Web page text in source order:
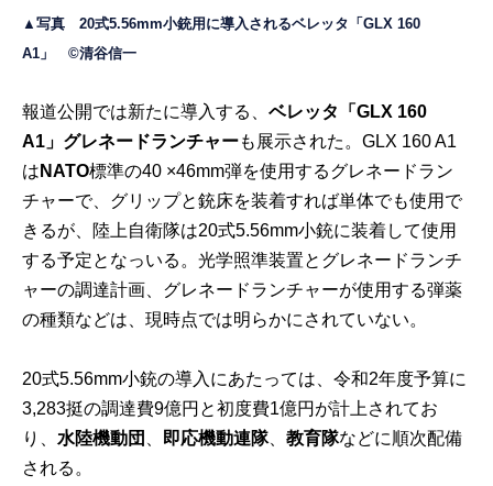
▲写真 20式5.56mm小銃用に導入されるベレッタ「GLX 160
A1」 ©清谷信一
報道公開では新たに導入する、ベレッタ「GLX 160
A1」グレネードランチャーも展示された。GLX 160 A1
は NATO標準の40 ×46mm弾を使用するグレネードラン
チャーで、グリップと銃床を装着すれば単体でも使用で
きるが、陸上自衛隊は20式5.56mm小銃に装着して使用
する予定となっいる。光学照準装置とグレネードランチ
ャーの調達計画、グレネードランチャーが使用する弾薬
の種類などは、現時点では明らかにされていない。
20式5.56mm小銃の導入にあたっては、令和2年度予算に
3,283挺の調達費9億円と初度費1億円が計上されてお
り、 水陸機動団 即応機動連隊、教育隊などに順次配備
される。